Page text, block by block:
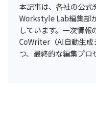
本記事は、各社の公式
Workstyle Lab編集部
しています。一次情報
CoWriter（AI自動生成
つ、最終的な編集プロ